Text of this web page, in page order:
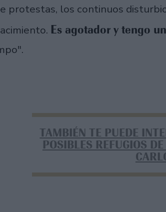
protestas, los continuos
Es agotador y tengo
TAMBIÉN TE PUEDE
POSIBLES REFUGIOS